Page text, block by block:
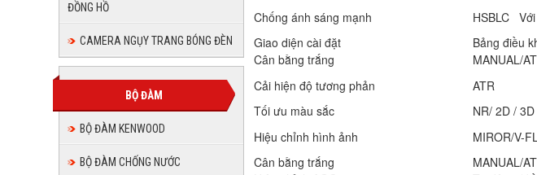
ĐỒNG HỒ
CAMERA NGỤY TRANG BÓNG ĐÈN
BỘ ĐÀM
BỘ ĐÀM KENWOOD
BỘ ĐÀM CHỐNG NƯỚC
Chống ánh sáng mạnh
HSBLC
Giao diện cài đặt
Bảng điều
Cân bằng trắng
MANUAL/
Cải hiện độ tương phản
ATR
Tối ưu màu sắc
NR/ 2D / 3D
Hiệu chỉnh hình ảnh
MIROR/V-
Cân bằng trắng
MANUAL/